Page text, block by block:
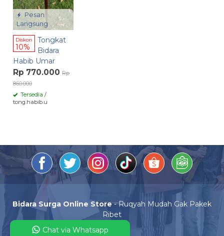
Pesan
Langsung
Diskon
10%
Tongkat
Bidara
Habib Umar
Rp 770.000 Rp
860.000
Tersedia /
tong.habib.u
Bidara Surga Online Store- Ruqyah Mudah Gak Pakek
Ribet
Chat via Whatsapp